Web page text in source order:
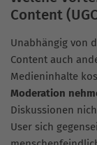
Content
Unabhängig von
Content auch
Medieninhalte
Moderation
Diskussionen
User sich